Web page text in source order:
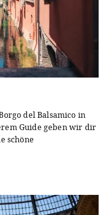
del Balsamico in
Guide geben wir dir
schöne